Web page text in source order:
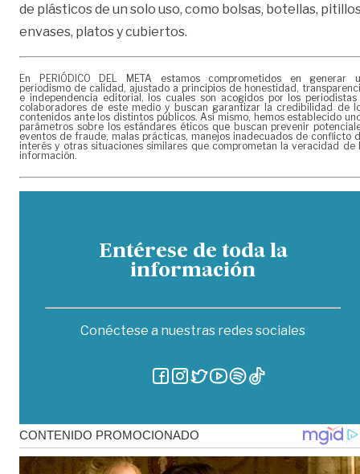
de plásticos de un solo uso, como bolsas, botellas,
envases, platos y cubiertos.
En PERIÓDICO DEL META estamos comprometidos en generar
periodismo de calidad, ajustado a principios de honestidad,
e independencia editorial, los cuales son acogidos por los periodistas
colaboradores de este medio y buscan garantizar la credibilidad de
contenidos ante los distintos públicos. Así mismo, hemos establecido
parámetros sobre los estándares éticos que buscan prevenir
eventos de fraude, malas prácticas, manejos inadecuados de conflicto
interés y otras situaciones similares que comprometan la veracidad de
información.
Entérese de toda la
información
Conéctese a nuestras redes sociales